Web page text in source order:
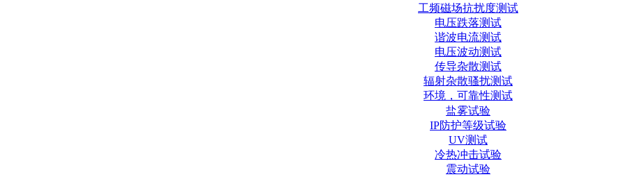
工频磁场抗扰度测试
电压跌落测试
谐波电流测试
电压波动测试
传导杂散测试
辐射杂散骚扰测试
环境，可靠性测试
盐雾试验
IP防护等级试验
UV测试
冷热冲击试验
震动试验